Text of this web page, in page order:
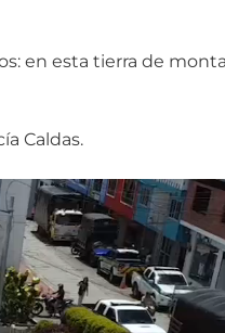
en esta tierra de
Caldas.